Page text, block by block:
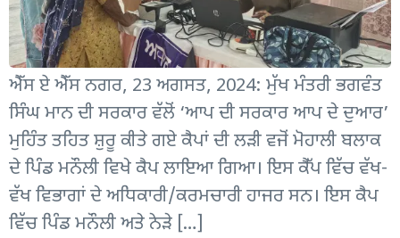
ਐੱਸ ਏ ਐੱਸ ਨਗਰ, 23 ਅਗਸਤ, 2024: ਮੁੱਖ ਮੰਤਰੀ ਭਗਵੰਤ
ਸਿੰਘ ਮਾਨ ਦੀ ਸਰਕਾਰ ਵੱਲੋਂ ‘ਆਪ ਦੀ ਸਰਕਾਰ ਆਪ ਦੇ ਦੁਆਰ’
ਮੁਹਿੰਤ ਤਹਿਤ ਸ਼ੁਰੂ ਕੀਤੇ ਗਏ ਕੈਪਾਂ ਦੀ ਲੜੀ ਵਜੋਂ ਮੋਹਾਲੀ ਬਲਾਕ
ਦੇ ਪਿੰਡ ਮਨੌਲੀ ਵਿਖੇ ਕੈਪ ਲਾਇਆ ਗਿਆ। ਇਸ ਕੈੱਪ ਵਿੱਚ ਵੱਖ-
ਵੱਖ ਵਿਭਾਗਾਂ ਦੇ ਅਧਿਕਾਰੀ/ਕਰਮਚਾਰੀ ਹਾਜਰ ਸਨ। ਇਸ ਕੈਪ
ਵਿੱਚ ਪਿੰਡ ਮਨੌਲੀ ਅਤੇ ਨੇੜੇ […]